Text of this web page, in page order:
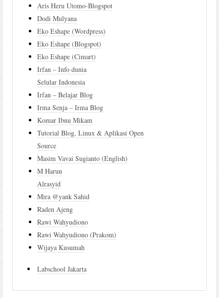
Aris Heru Utomo-Blogspot
Dodi Mulyana
Eko Eshape (Wordpress)
Eko Eshape (Blogspot)
Eko Eshape (Cimart)
Irfan – Info dunia
Selular Indonesia
Irfan – Belajar Blog
Irma Senja – Irma Blog
Komar Ibnu Mikam
Tutorial Blog, Linux & Aplikasi Open
Source
Masim Vavai Sugianto (English)
M Harun
Alrasyid
Mira @yank Sahid
Raden Ajeng
Rawi Wahyudiono
Rawi Wahyudiono (Prakom)
Wijaya Kusumah
Labschool Jakarta